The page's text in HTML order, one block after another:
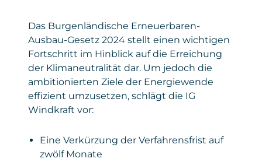
Das Burgenländische Erneuerbaren-
Ausbau-Gesetz 2024 stellt einen wichtigen
Fortschritt im Hinblick auf die Erreichung
der Klimaneutralität dar. Um jedoch die
ambitionierten Ziele der Energiewende
effizient umzusetzen, schlägt die IG
Windkraft vor:
Eine Verkürzung der Verfahrensfrist auf
zwölf Monate
verwendeter Browser, verwendetes
Betriebssystem, Website, von der
der Zugriff erfolgte.
Gesetzt
von
Google Ireland Limited
Privacy
Policy
policies.google.com/privacy
Privacy
Policy
https://de.linkedin.com/legal/privacy-
policy
Diese Daten werden von Microsoft
verarbeitet, um die Funktionalität des
Formulars bereitzustellen, Anmeldungen
korrekt zu erfassen und Auswertungen zu
ermöglichen. Die Einbindung dient
ausschließlich der reibungslosen Anmeldung
zu unseren Seminaren und sonstigen
Angeboten.
Daten: personenbezogene und technische
Daten